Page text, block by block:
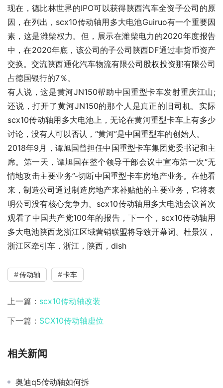
现在，德比林世界的IPO可以获得陕西汽车全资子公司的原
因，在列出，scx10传动轴用多大电池Guiruo有一个重要因
素，这是潍柴权力。但，展示在潍柴电力的2020年度报告
中，在2020年底，该公司的子公司陕西DF通过非货币资产
交换。交流陕西通化汽车物流有限公司股权投资那有限公司
占德国银行的7％。
有人说，这是黄河JN150帮助中国重型卡车发射重庆江山;
还说，打开了黄河JN150的那个人是真正的旧司机。实际
scx10传动轴用多大电池上，无论在黄河重型卡车上有多少
讨论，没有人可以否认，“黄河”是中国重型车的创始人。
2018年9月，谭旭国曾担任中国重型卡车集团党委书记和主
席。第一天，谭旭国在整个领导干部会议中宣布第一次“无
情地攻击主要业务”-切断中国重型卡车房地产业务。在他看
来，制造公司通过制造房地产来补贴他的主要业务，它将表
明公司没有核心竞争力。scx10传动轴用多大电池会议首次
观看了中国共产党100年的报告，下一个，scx10传动轴用
多大电池陕西龙浙江区域营销联盟将导致开幕词。杜景汉，
浙江区牵引车，浙江，陕西，dish
传动轴 卡车
上一篇： scx10传动轴改装
下一篇： SCX10传动轴虚位
相关新闻
奥迪q5传动轴如何拆